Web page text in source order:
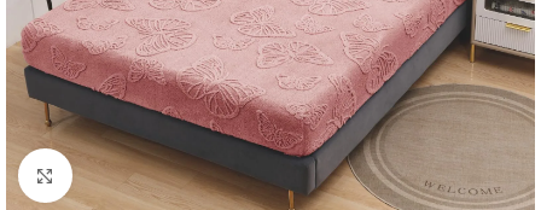
Click to enlarge